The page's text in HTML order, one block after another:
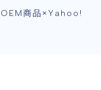
OEM商品×Yahoo!